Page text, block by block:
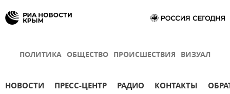
ПОЛИТИКА ОБЩЕСТВО ПРОИСШЕСТВИЯ ВИЗУАЛ
НОВОСТИ ПРЕСС-ЦЕНТР РАДИО КОНТАКТЫ